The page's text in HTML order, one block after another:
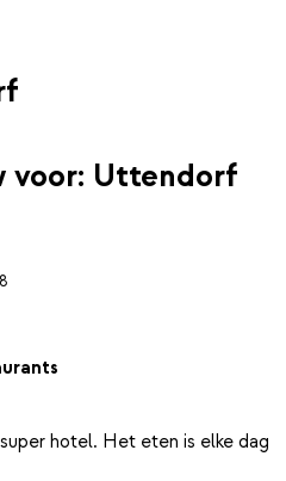
voor: Uttendorf
hotel. Het eten is elke dag